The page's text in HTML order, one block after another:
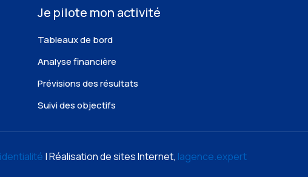
Je pilote mon activité
Tableaux de bord
Analyse financière
Prévisions des résultats
Suivi des objectifs
| Réalisation de sites Internet, lagence.expert